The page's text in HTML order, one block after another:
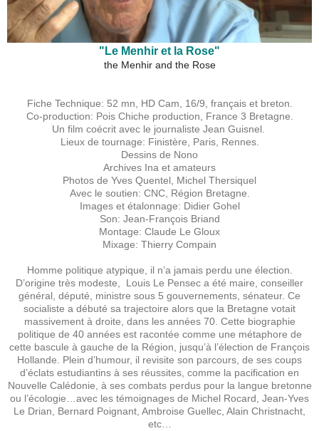
"Le Menhir et la Rose"
the Menhir and the Rose
Fiche Technique: 52 mn, HD Cam, 16/9, français et breton.
Co-production: Pois Chiche production, France 3 Bretagne.
Un film coécrit avec le journaliste Jean Guisnel.
Lieux de tournage: Finistère, Paris, Rennes.
Dessins de Nono
Archives Ina et amateurs
Photos de Yves Quentel, Michel Thersiquel
Avec le soutien: CNC, Région Bretagne.
Images et étalonnage: Didier Gohel
Son: Jean-François Briand
Montage: Claude Le Gloux
Mixage: Thierry Compain
Homme politique atypique, il n’a jamais perdu une élection.
D’origine très modeste, Louis Le Pensec a été maire, conseiller
général, député, ministre sous 5 gouvernements, sénateur. Ce
socialiste a débuté sa trajectoire alors que la Bretagne votait
massivement à droite, dans les années 70. Cette biographie
politique de 40 années est racontée comme une métaphore de
cette bascule à gauche de la Région, jusqu’à l’élection de François
Hollande. Plein d’humour, il revisite son parcours, de ses coups
d’éclats estudiantins à ses réussites, comme la pacification en
Nouvelle Calédonie, à ses combats perdus pour la langue bretonne
ou l’écologie…avec les témoignages de Michel Rocard, Jean-Yves
Le Drian, Bernard Poignant, Ambroise Guellec, Alain Christnacht,
etc…